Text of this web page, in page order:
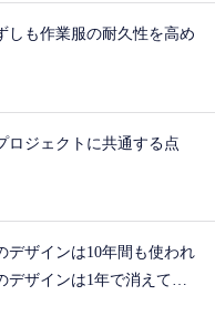
しも作業服の耐久性を高め
ロジェクトに共通する点
デザインは10年間も使われ
ザインは1年で消えてし